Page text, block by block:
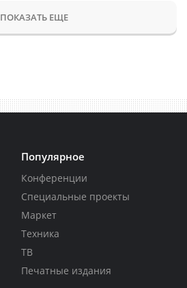
ПОКАЗАТЬ ЕЩЕ
Популярное
Конференции
Специальные проекты
Маркет
Техника
ТВ
Печатные издания